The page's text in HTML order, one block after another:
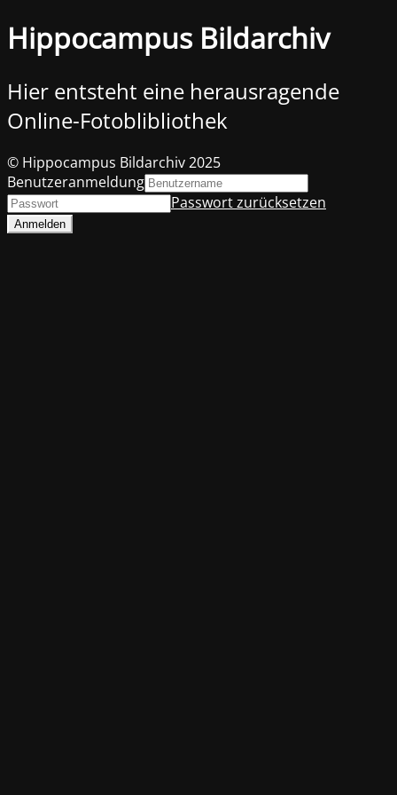
Hippocampus Bildarchiv
Hier entsteht eine herausragende
Online-Fotoblibliothek
© Hippocampus Bildarchiv 2025
Benutzeranmeldung
Passwort zurücksetzen